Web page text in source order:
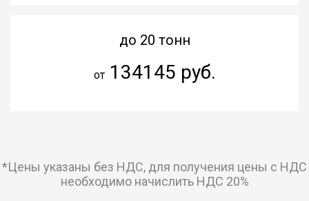
до 20 тонн
от134145 руб.
*Цены указаны без НДС, для получения цены с НДС
необходимо начислить НДС 20%